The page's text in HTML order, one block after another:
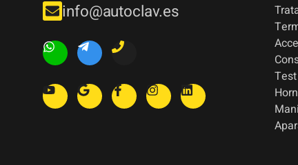
info@autoclav.es